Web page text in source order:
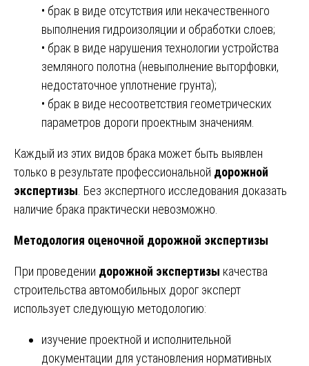
• брак в виде отсутствия или некачественного
выполнения гидроизоляции и обработки слоев;
• брак в виде нарушения технологии устройства
земляного полотна (невыполнение выторфовки,
недостаточное уплотнение грунта);
• брак в виде несоответствия геометрических
параметров дороги проектным значениям.
Каждый из этих видов брака может быть выявлен
только в результате профессиональной дорожной
экспертизы . Без экспертного исследования доказать
наличие брака практически невозможно.
Методология оценочной дорожной экспертизы
При проведении дорожной экспертизы качества
строительства автомобильных дорог эксперт
использует следующую методологию:
изучение проектной и исполнительной
документации для установления нормативных